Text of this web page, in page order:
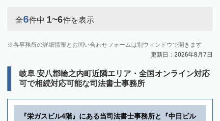
全6件中 1~6件を表示
各事務所の詳細情報とお問い合わせフォームは別ウィンドウで開きます
更新日：2026年8月7日
岐阜 安八郡輪之内町近隣エリア・全国オンライン対応
可で相続対応可能な司法書士事務所
『栄ガスビル4階』にある当司法書士事務所と『中日ビル